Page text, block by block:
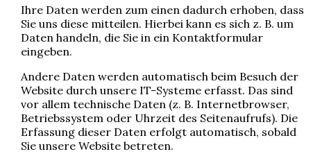
Ihre Daten werden zum einen dadurch erhoben, dass
Sie uns diese mitteilen. Hierbei kann es sich z. B. um
Daten handeln, die Sie in ein Kontaktformular
eingeben.
Andere Daten werden automatisch beim Besuch der
Website durch unsere IT-Systeme erfasst. Das sind
vor allem technische Daten (z. B. Internetbrowser,
Betriebssystem oder Uhrzeit des Seitenaufrufs). Die
Erfassung dieser Daten erfolgt automatisch, sobald
Sie unsere Website betreten.